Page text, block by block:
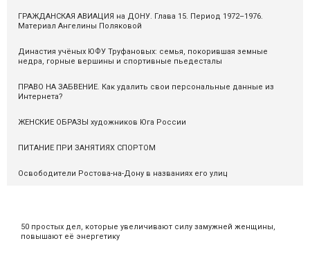
50 простых дел, которые увеличивают силу замужней женщины,
повышают её энергетику
ГРАЖДАНСКАЯ АВИАЦИЯ на ДОНУ. Глава 15. Период 1972–1976.
Материал Ангелины Поляковой
Династия учёных ЮФУ Труфановых: семья, покорившая земные
недра, горные вершины и спортивные пьедесталы
ПРАВО НА ЗАБВЕНИЕ. Как удалить свои персональные данные из
Интернета?
ЖЕНСКИЕ ОБРАЗЫ художников Юга России
ПИТАНИЕ ПРИ ЗАНЯТИЯХ СПОРТОМ
Освободители Ростова-на-Дону в названиях его улиц